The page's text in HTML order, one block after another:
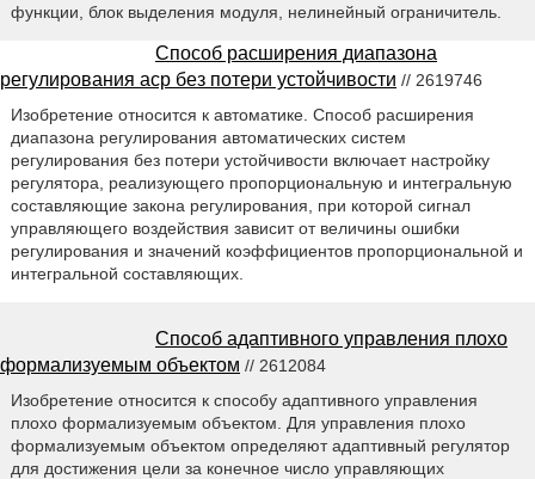
функции, блок выделения модуля, нелинейный ограничитель.
Способ расширения диапазона
регулирования аср без потери устойчивости // 2619746
Изобретение относится к автоматике. Способ расширения
диапазона регулирования автоматических систем
регулирования без потери устойчивости включает настройку
регулятора, реализующего пропорциональную и интегральную
составляющие закона регулирования, при которой сигнал
управляющего воздействия зависит от величины ошибки
регулирования и значений коэффициентов пропорциональной и
интегральной составляющих.
Способ адаптивного управления плохо
формализуемым объектом // 2612084
Изобретение относится к способу адаптивного управления
плохо формализуемым объектом. Для управления плохо
формализуемым объектом определяют адаптивный регулятор
для достижения цели за конечное число управляющих